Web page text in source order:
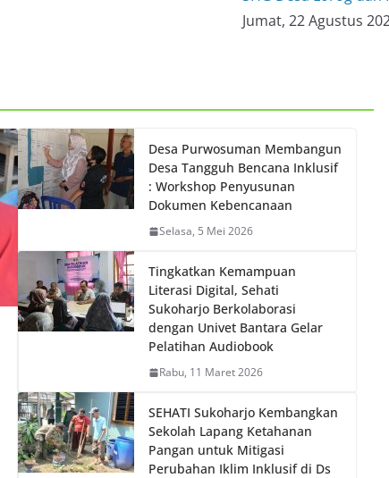
Jumat, 22 Agustus
Desa Purwosuman Membangun
Desa Tangguh Bencana Inklusif
: Workshop Penyusunan
Dokumen Kebencanaan
Selasa, 5 Mei 2026
Tingkatkan Kemampuan
Literasi Digital, Sehati
Sukoharjo Berkolaborasi
dengan Univet Bantara Gelar
Pelatihan Audiobook
Rabu, 11 Maret 2026
SEHATI Sukoharjo Kembangkan
Sekolah Lapang Ketahanan
Pangan untuk Mitigasi
Perubahan Iklim Inklusif di Ds